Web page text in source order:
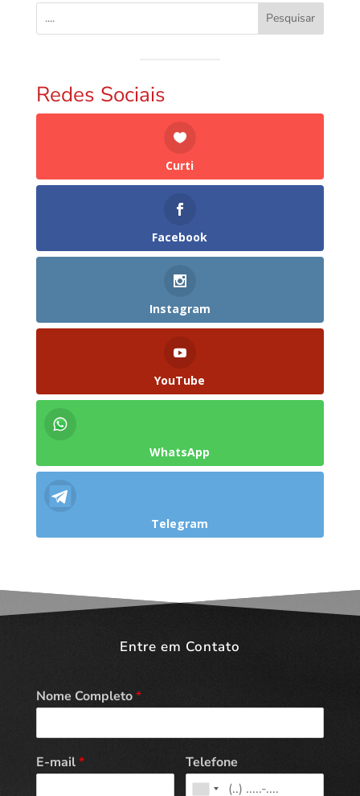
Pesquisar
Redes Sociais
Curti
Facebook
Instagram
YouTube
WhatsApp
Telegram
Entre em Contato
Nome Completo*
E-mail* Telefone